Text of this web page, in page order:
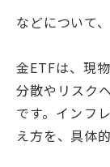
などについて
金ETFは、現
分散やリスク
です。インフ
え方を、具体